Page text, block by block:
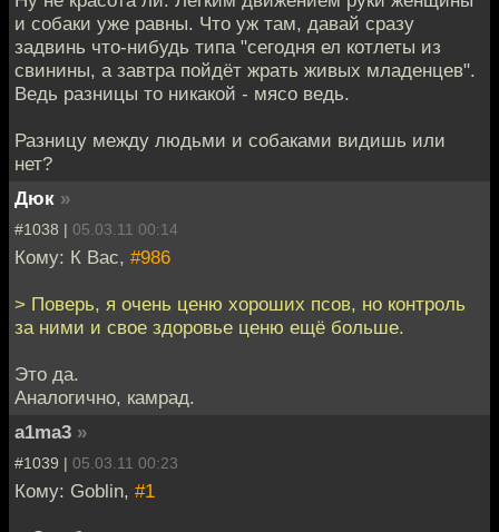
и собаки уже равны. Что уж там, давай сразу
задвинь что-нибудь типа "сегодня ел котлеты из
свинины, а завтра пойдёт жрать живых младенцев".
Ведь разницы то никакой - мясо ведь.
Разницу между людьми и собаками видишь или
нет?
Дюк »
#1038 | 05.03.11 00:14
Кому: К Вас, #986
> Поверь, я очень ценю хороших псов, но контроль
за ними и свое здоровье ценю ещё больше.
Это да.
Аналогично, камрад.
a1ma3 »
#1039 | 05.03.11 00:23
Кому: Goblin, #1